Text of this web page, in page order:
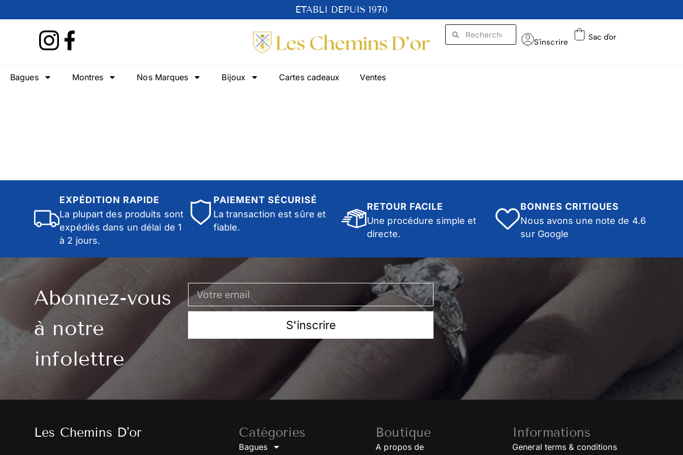
ÉTABLI DEPUIS 1970
S'inscrire Sac d'or
Bagues Montres Nos Marques Bijoux Cartes cadeaux Ventes
EXPÉDITION RAPIDE
La plupart des produits sont
expédiés dans un délai de 1
à 2 jours.
PAIEMENT SÉCURISÉ
La transaction est sûre et
fiable.
RETOUR FACILE
Une procédure simple et
directe.
BONNES CRITIQUES
Nous avons une note de 4.6
sur Google
Abonnez-vous
à notre
infolettre
S'inscrire
Les Chemins D'or Catégories
Bagues
Boutique
A propos de
Informations
General terms & conditions